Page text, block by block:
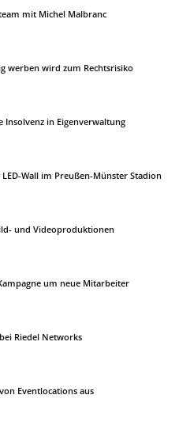
mit Michel Malbranc
werben wird zum Rechtsrisiko
Insolvenz in Eigenverwaltung
Wall im Preußen-Münster Stadion
und Videoproduktionen
um neue Mitarbeiter
Riedel Networks
Eventlocations aus